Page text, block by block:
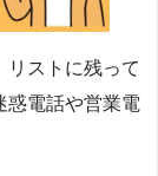
リストに残って
惑電話や営業電